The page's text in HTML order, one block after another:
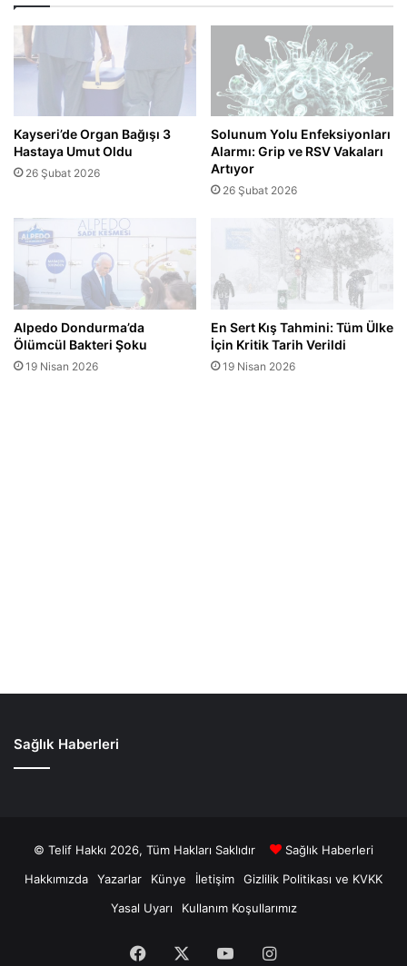
Sağlık Haberleri
© Telif Hakkı 2026, Tüm Hakları Saklıdır
Sağlık Haberleri
Hakkımızda
Yazarlar Künye İletişim
Gizlilik Politikası ve KVKK
Yasal Uyarı
Kullanım Koşullarımız
Facebook YouTubeInstagram